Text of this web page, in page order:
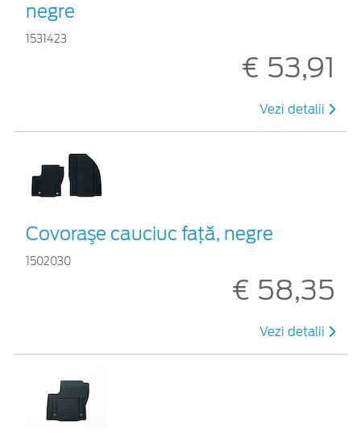
negre
1531423
€ 53,91
Vezi detalii
Covoraşe cauciuc faţă, negre
1502030
€ 58,35
Vezi detalii